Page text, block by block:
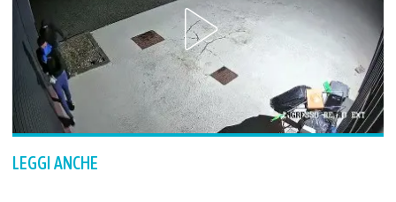
LEGGI ANCHE